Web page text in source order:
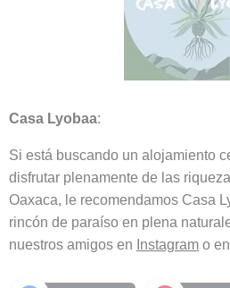
Casa Lyobaa:
Si está buscando un alojamiento
disfrutar plenamente de las
Oaxaca, le recomendamos Casa
rincón de paraíso en plena
nuestros amigos en Instagram o